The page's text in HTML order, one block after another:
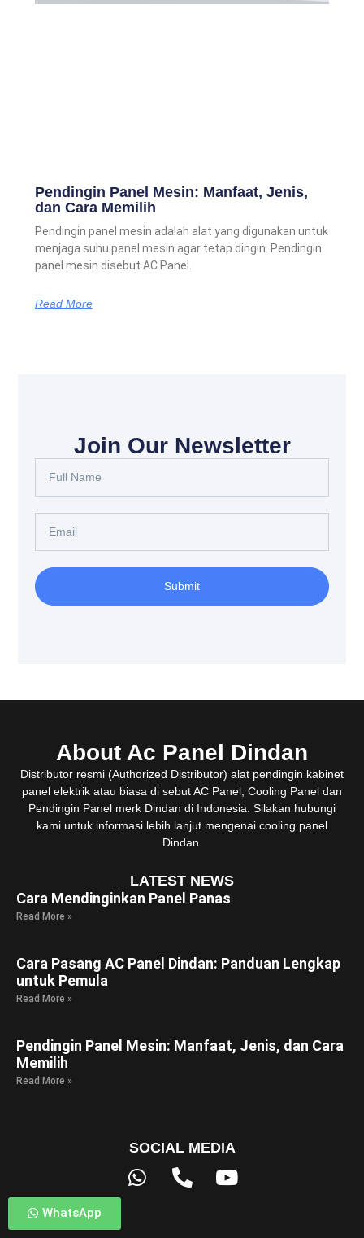
Pendingin Panel Mesin: Manfaat, Jenis,
dan Cara Memilih
Pendingin panel mesin adalah alat yang digunakan untuk
menjaga suhu panel mesin agar tetap dingin. Pendingin
panel mesin disebut AC Panel.
Read More
Join Our Newsletter
Name
Submit
About Ac Panel Dindan
Distributor resmi (Authorized Distributor) alat pendingin kabinet
panel elektrik atau biasa di sebut AC Panel, Cooling Panel dan
Pendingin Panel merk Dindan di Indonesia. Silakan hubungi
kami untuk informasi lebih lanjut mengenai cooling panel
Dindan.
LATEST NEWS
Cara Mendinginkan Panel Panas
Read More »
Cara Pasang AC Panel Dindan: Panduan Lengkap
untuk Pemula
Read More »
Pendingin Panel Mesin: Manfaat, Jenis, dan Cara
Memilih
Read More »
SOCIAL MEDIA
Whatsapp
Phone-
alt
Youtube
WhatsApp